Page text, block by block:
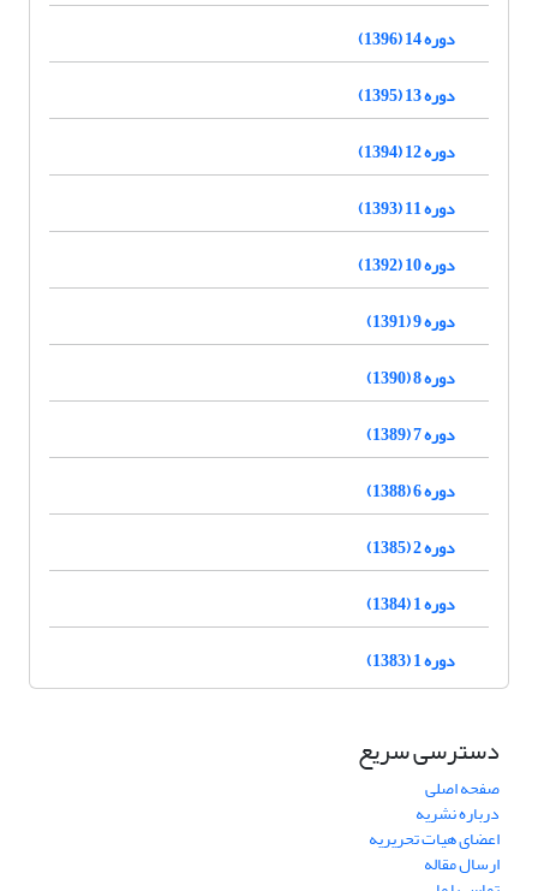
دوره 14 (1396)
دوره 13 (1395)
دوره 12 (1394)
دوره 11 (1393)
دوره 10 (1392)
دوره 9 (1391)
دوره 8 (1390)
دوره 7 (1389)
دوره 6 (1388)
دوره 2 (1385)
دوره 1 (1384)
دوره 1 (1383)
دسترسی سریع
صفحه اصلی
درباره نشریه
اعضای هیات تحریریه
ارسال مقاله